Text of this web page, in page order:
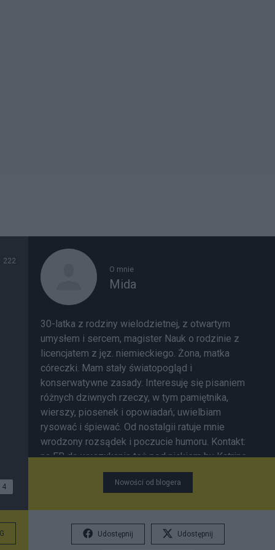
222
4
O mnie
Mida
30-latka z rodziny wielodzietnej, z otwartym
umysłem i sercem, magister Nauk o rodzinie z
licencjatem z jęz. niemieckiego. Żona, matka
córeczki. Mam stały światopogląd i
konserwatywne zasady. Interesuję się pisaniem
różnych dziwnych rzeczy, w tym pamiętnika,
wierszy, piosenek i opowiadań; uwielbiam
rysować i śpiewać. Od nostalgii ratuje mnie
wrodzony rozsądek i poczucie humoru. Kontakt:
na FB do wyszukania też pod nickiemby Katrine
*** My jesteśmy prawdziwe damy, bo przy
jedzeniu nie mlaskamy, grzecznie dygamy i się
zrobimy go jak nikt Na sukienkach żadnej plamy
Przy jedzeniu nie mlaskamy Dama z damą, ty i ja
Nowości od blogera
Udostępnij Udostępnij